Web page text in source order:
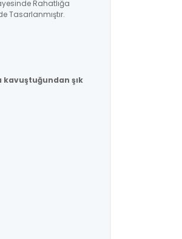
Rahatlığa
Tasarlanmıştır.
kavuştuğundan şık